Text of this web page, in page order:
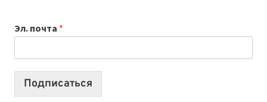
2026:
10
Эл. почта *
Подписаться